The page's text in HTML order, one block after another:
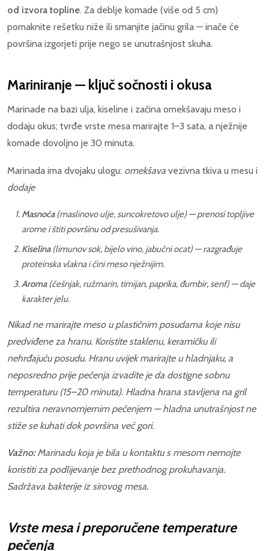
od izvora topline. Za deblje komade (više od 5 cm)
pomaknite rešetku niže ili smanjite jačinu grila — inače će
površina izgorjeti prije nego se unutrašnjost skuha.
Mariniranje — ključ sočnosti i okusa
Marinade na bazi ulja, kiseline i začina omekšavaju meso i
dodaju okus; tvrđe vrste mesa marirajte 1–3 sata, a nježnije
komade dovoljno je 30 minuta.
Marinada ima dvojaku ulogu: omekšava vezivna tkiva u mesu i
dodaje
Masnoća(maslinovo ulje, suncokretovo ulje) — prenosi topljive
arome i štiti površinu od presušivanja.
Kiselina(limunov sok, bijelo vino, jabučni ocat) — razgrađuje
proteinska vlakna i čini meso nježnijim.
Aroma(češnjak, ružmarin, timijan, paprika, đumbir, senf) — daje
karakter jelu.
Nikad ne marirajte meso u plastičnim posudama koje nisu
predviđene za hranu. Koristite staklenu, keramičku ili
nehrđajuću posudu. Hranu uvijek marirajte u hladnjaku, a
neposredno prije pečenja izvadite je da dostigne sobnu
temperaturu (15–20 minuta). Hladna hrana stavljena na gril
rezultira neravnomjernim pečenjem — hladna unutrašnjost ne
stiže se kuhati dok površina već gori.
Važno:Marinadu koja je bila u kontaktu s mesom nemojte
koristiti za podlijevanje bez prethodnog prokuhavanja.
Sadržava bakterije iz sirovog mesa.
Vrste mesa i preporučene temperature
pečenja